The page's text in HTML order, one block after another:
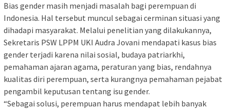
Bias gender masih menjadi masalah bagi perempuan di
Indonesia. Hal tersebut muncul sebagai cerminan situasi yang
dihadapi masyarakat. Melalui penelitian yang dilakukannya,
Sekretaris PSW LPPM UKI Audra Jovani mendapati kasus bias
gender terjadi karena nilai sosial, budaya patriarkhi,
pemahaman ajaran agama, peraturan yang bias, rendahnya
kualitas diri perempuan, serta kurangnya pemahaman pejabat
pengambil keputusan tentang isu gender.
“Sebagai solusi, perempuan harus mendapat lebih banyak